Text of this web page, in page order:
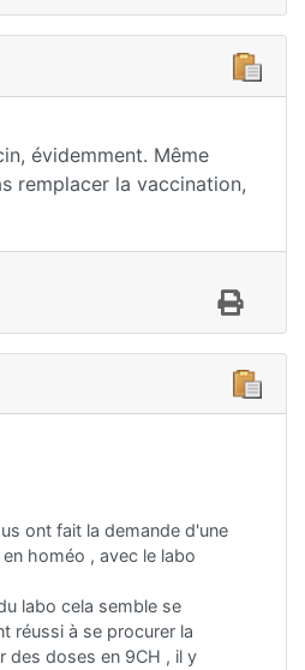
évidemment. Même
remplacer la vaccination,
ont fait la demande d'une
homéo , avec le labo
labo cela semble se
réussi à se procurer la
des doses en 9CH , il y